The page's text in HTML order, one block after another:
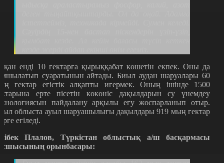
енді 10 гектарға қырыққабат көшетін екпек. Оны да
суаратынын айтады. Биыл аудан шаруалары 60
гектар егістік алқапты игермек. Оның ішінде 1500
ерте пісетін көкөніс дақылдарын су үнемдеу
пайдалану арқылы егу жоспарланып отыр.
облыста ауыл шаруашылығы дақылдары 919 мың гектар
егіледі.
Плалов, Түркістан облыстық а/ш басқармасы
орынбасары: